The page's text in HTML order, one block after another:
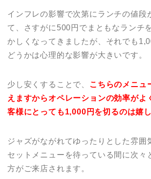
インフレの影響で次第にランチの値段
て、さすがに500円でまともなランチ
かしくなってきましたが、それでも
どうかは心理的な影響が大きいです。
少し安くすることで、
こちらのメニュ
えますからオペレーションの効率がよ
客様にとっても1,000円を切るのは嬉し
ジャズがながれてゆったりとした雰囲
セットメニューを待っている間に次々
方がご来店されます。